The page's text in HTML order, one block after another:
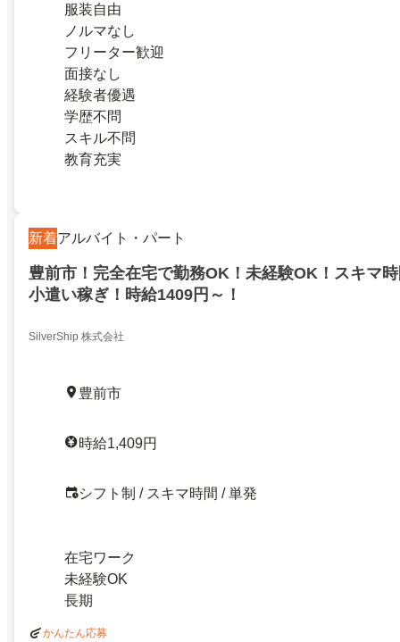
服装自由
ノルマなし
フリーター歓迎
面接なし
経験者優遇
学歴不問
スキル不問
教育充実
新着アルバイト・パート
豊前市！完全在宅で勤務OK！未経験OK！スキマ
小遣い稼ぎ！時給1409円～！
SilverShip 株式会社
豊前市
時給1,409円
シフト制 / スキマ時間 / 単発
在宅ワーク
未経験OK
長期
かんたん応募